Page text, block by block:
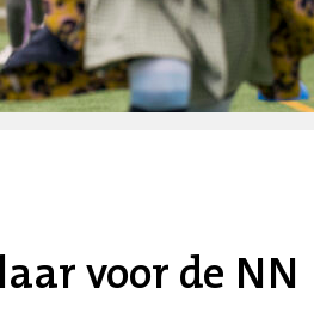
voor de NN